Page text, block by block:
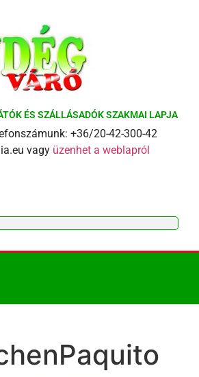
ÉS SZÁLLÁSADÓK SZAKMAI LAPJA
+36/20-42-300-42
vagy üzenhet a weblapról